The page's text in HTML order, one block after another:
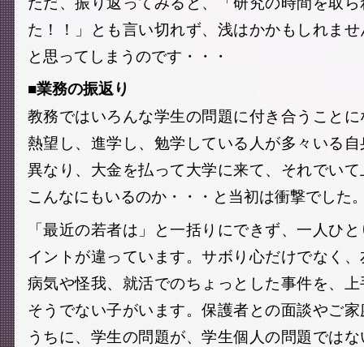
た！！」とも言い切れず、浅はかかもしれま
と思ってしまうのです・・・
■業務の振返り
教務ではいろんな学生の問題に付き合うこと
熱望し、進学し、勉学している人が多々いる
異なり、大金を払って大学に来て、それでい
こんなにもいるのか・・・と当初は衝撃でした
「最近の若者は」と一括りにできず、一人ひ
イントが違っています。サボり心だけでなく
病気や怪我、就活でのちょっとした事件を、
そうでない子がいます。保護者との面談やご
うちに、学生の問題が、学生個人の問題では